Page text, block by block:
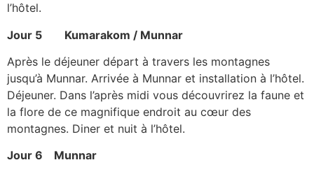
l’hôtel.
Jour 5 Kumarakom / Munnar
Après le déjeuner départ à travers les montagnes
jusqu’à Munnar. Arrivée à Munnar et installation à l’hôtel.
Déjeuner. Dans l’après midi vous découvrirez la faune et
la flore de ce magnifique endroit au cœur des
montagnes. Diner et nuit à l’hôtel.
Jour 6 Munnar